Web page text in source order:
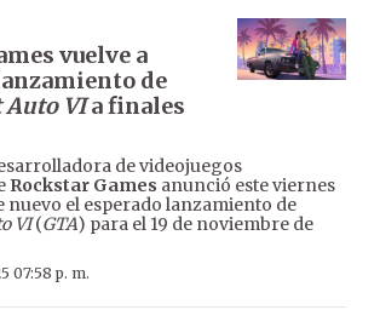
vuelve a
de
Auto VIa finales
de videojuegos
Rockstar Games anunció este viernes
nuevo el esperado lanzamiento de
VI(GTA) para el 19 de noviembre de
07:58 p. m.